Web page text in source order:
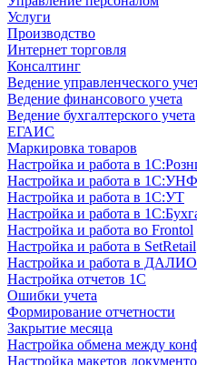
Услуги
Производство
Интернет торговля
Консалтинг
Ведение управленческого
Ведение финансового учета
Ведение бухгалтерского учета
ЕГАИС
Маркировка товаров
Настройка и работа в
Настройка и работа в 1С:УНФ
Настройка и работа в 1С:УТ
Настройка и работа в
Настройка и работа во Frontol
Настройка и работа в SetRetail
Настройка и работа в
Настройка отчетов 1С
Ошибки учета
Формирование отчетности
Закрытие месяца
Настройка обмена между
Настройка макетов